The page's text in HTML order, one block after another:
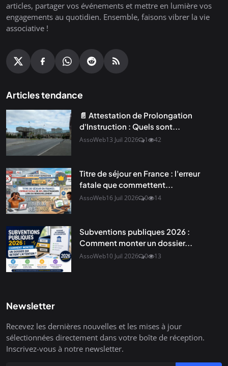
articles, partager vos événements et mettre en lumière vos
engagements au quotidien. Ensemble, faisons vibrer la vie
associative !
Articles tendance
📄 Attestation de Prolongation
d'Instruction : Quels sont...
AssoWeb13 Juil 2026 1 42
Titre de séjour en France : l'erreur
fatale que commettent...
AssoWeb16 Juil 2026 0 14
Subventions publiques 2026 :
Comment monter un dossier...
AssoWeb10 Juil 2026 0 13
Newsletter
Recevez les dernières nouvelles et les mises à jour
sélectionnées directement dans votre boîte de réception.
Inscrivez-vous à notre newsletter.